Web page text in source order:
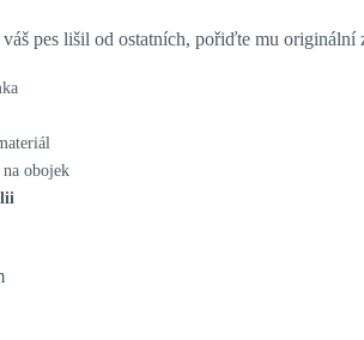
váš pes lišil od ostatních, pořiďte mu
obojek